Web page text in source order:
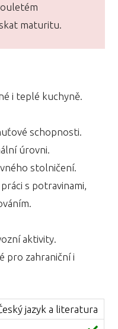
maturitu.
i teplé kuchyně.
schopnosti.
úrovni.
stolničení.
s potravinami,
aktivity.
pro zahraniční i
jazyk a literatura